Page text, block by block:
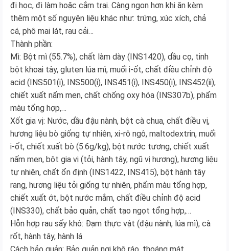
đi học, đi làm hoặc cắm trại. Càng ngon hơn khi ăn kèm
thêm một số nguyên liệu khác như: trứng, xúc xích, chả
cá, phô mai lát, rau cải…
Thành phần:
Mì: Bột mì (55.7%), chất làm dày (INS1420), dầu cọ, tinh
bột khoai tây, gluten lúa mì, muối i-ốt, chất điều chỉnh độ
acid (INS501(i), INS500(i), INS451(i), INS450(i), INS452(ii),
chiết xuất nấm men, chất chống oxy hóa (INS307b), phẩm
màu tổng hợp,…
Xốt gia vị: Nước, dầu đậu nành, bột cà chua, chất điều vị,
hương liệu bò giống tự nhiên, xi-rô ngô, maltodextrin, muối
i-ốt, chiết xuất bò (5.6g/kg), bột nước tương, chiết xuất
nấm men, bột gia vị (tỏi, hành tây, ngũ vị hương), hương liệu
tự nhiên, chất ổn định (INS1422, INS415), bột hành tây
rang, hương liệu tỏi giống tự nhiên, phẩm màu tổng hợp,
chiết xuất ớt, bột nước mắm, chất điều chỉnh độ acid
(INS330), chất bảo quản, chất tạo ngọt tổng hợp,…
Hỗn hợp rau sấy khô: Đạm thực vật (đậu nành, lúa mì), cà
rốt, hành tây, hành lá